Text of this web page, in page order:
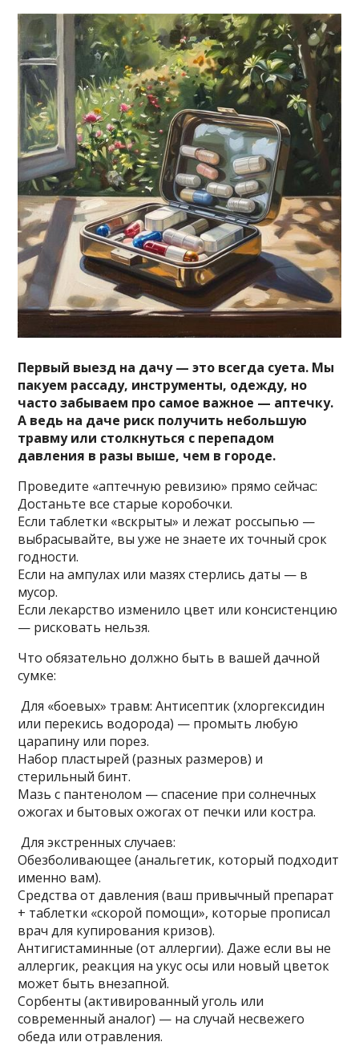
Первый выезд на дачу — это всегда суета. Мы
пакуем рассаду, инструменты, одежду, но
часто забываем про самое важное — аптечку.
А ведь на даче риск получить небольшую
травму или столкнуться с перепадом
давления в разы выше, чем в городе.
Проведите «аптечную ревизию» прямо сейчас:
Достаньте все старые коробочки.
Если таблетки «вскрыты» и лежат россыпью —
выбрасывайте, вы уже не знаете их точный срок
годности.
Если на ампулах или мазях стерлись даты — в
мусор.
Если лекарство изменило цвет или консистенцию
— рисковать нельзя.
Что обязательно должно быть в вашей дачной
сумке:
Для «боевых» травм: Антисептик (хлоргексидин
или перекись водорода) — промыть любую
царапину или порез.
Набор пластырей (разных размеров) и
стерильный бинт.
Мазь с пантенолом — спасение при солнечных
ожогах и бытовых ожогах от печки или костра.
Для экстренных случаев:
Обезболивающее (анальгетик, который подходит
именно вам).
Средства от давления (ваш привычный препарат
+ таблетки «скорой помощи», которые прописал
врач для купирования кризов).
Антигистаминные (от аллергии). Даже если вы не
аллергик, реакция на укус осы или новый цветок
может быть внезапной.
Сорбенты (активированный уголь или
современный аналог) — на случай несвежего
обеда или отравления.